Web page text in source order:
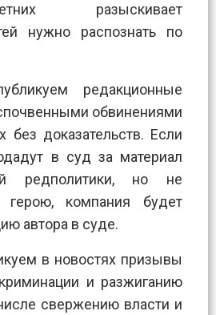
разыскивает
нужно распознать по
редакционные
обвинениями
без доказательств. Если
в суд за материал
редполитики, но не
герою, компания будет
автора в суде.
в новостях призывы
и разжиганию
свержению власти и